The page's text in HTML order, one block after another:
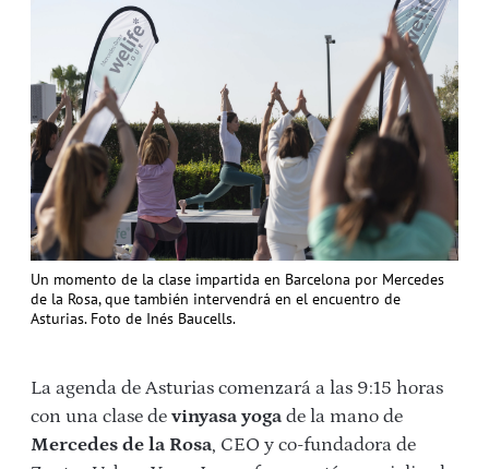
Un momento de la clase impartida en Barcelona por Mercedes
de la Rosa, que también intervendrá en el encuentro de
Asturias. Foto de Inés Baucells.
La agenda de Asturias comenzará a las 9:15 horas
con una clase de vinyasa yoga de la mano de
Mercedes de la Rosa, CEO y co-fundadora de